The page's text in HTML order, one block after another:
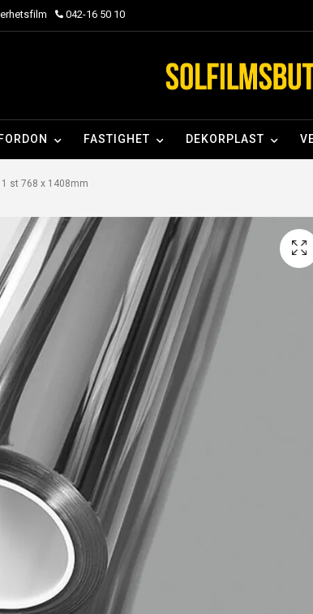
042-16 50 10
FORDON FASTIGHET DEKORPLAST
1 st 768 x 1408mm